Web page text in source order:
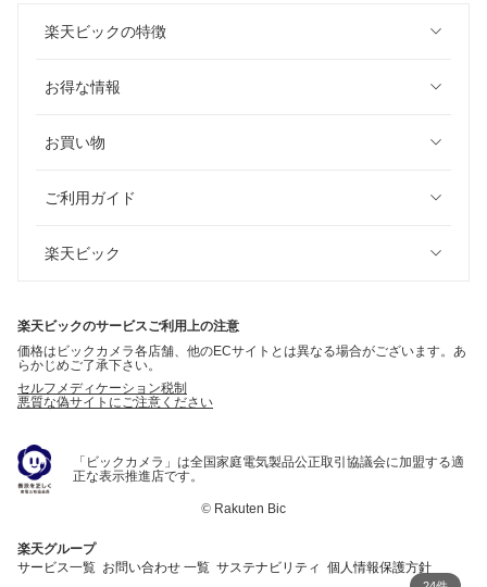
楽天ビックの特徴
お得な情報
お買い物
ご利用ガイド
楽天ビック
楽天ビックのサービスご利用上の注意
価格はビックカメラ各店舗、他のECサイトとは異なる場合がございます。あ
らかじめご了承下さい。
セルフメディケーション税制
悪質な偽サイトにご注意ください
「ビックカメラ」は全国家庭電気製品公正取引協議会に加盟する適
正な表示推進店です。
© Rakuten Bic
楽天グループ
サービス一覧 お問い合わせ 一覧 サステナビリティ 個人情報保護方針